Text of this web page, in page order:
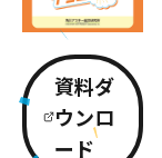
資料ダ
ウンロ
ード